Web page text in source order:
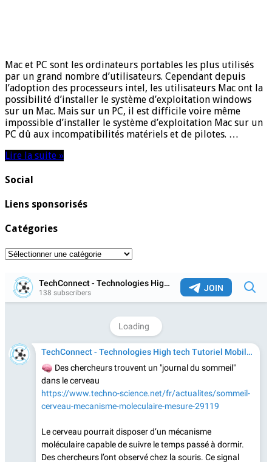
Mac et PC sont les ordinateurs portables les plus utilisés
par un grand nombre d’utilisateurs. Cependant depuis
l’adoption des processeurs intel, les utilisateurs Mac ont la
possibilité d’installer le système d’exploitation windows
sur un Mac. Mais sur un PC, il est difficile voire même
impossible d’installer le système d’exploitation Mac sur un
PC dû aux incompatibilités matériels et de pilotes. …
Lire la suite »
Social
Liens sponsorisés
Catégories
Catégories